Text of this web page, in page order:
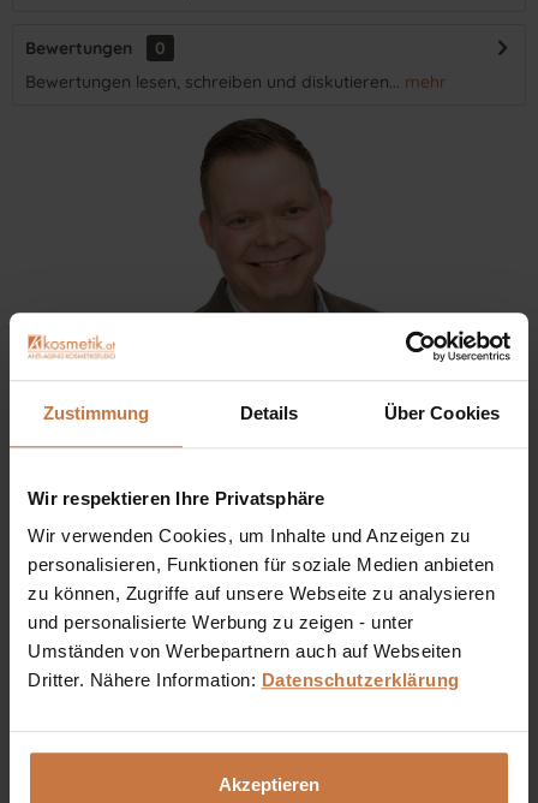
Zustimmung Details Über Cookies
Wir respektieren Ihre Privatsphäre
Wir verwenden Cookies, um Inhalte und Anzeigen zu
personalisieren, Funktionen für soziale Medien anbieten
zu können, Zugriffe auf unsere Webseite zu analysieren
und personalisierte Werbung zu zeigen - unter
Umständen von Werbepartnern auch auf Webseiten
Dritter. Nähere Information: Datenschutzerklärung
Akzeptieren
Bewertungen
0
Bewertungen lesen, schreiben und diskutieren... mehr
Sie haben eine Frage? Sie wünschen sich eine
Produktberatung oder wollen nur wissen, wie man das
kosmetische Produkt richtig anwendet?
Ich stehe Ihnen gerne persönlich zur Verfügung:
+43 (0)699 17 310 310
Dennis Grischek, Inhaber Kosmetikstudio in Graz & kosmetik.at